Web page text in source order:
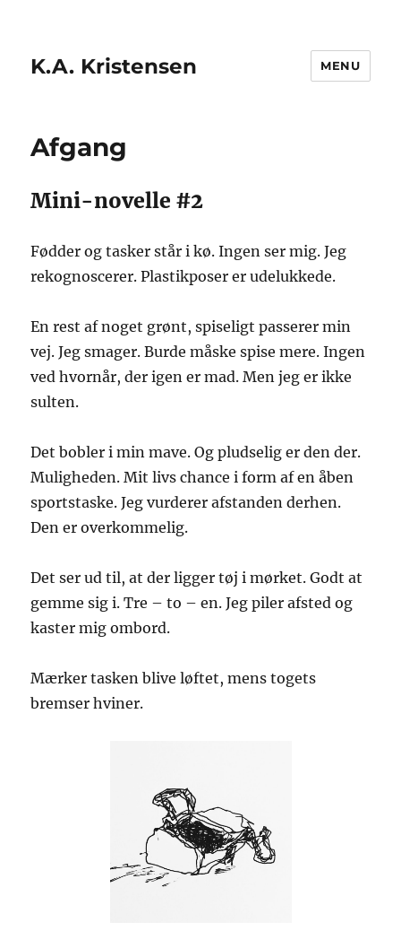
K.A. Kristensen MENU
Afgang
Mini-novelle #2
Fødder og tasker står i kø. Ingen ser mig. Jeg
rekognoscerer. Plastikposer er udelukkede.
En rest af noget grønt, spiseligt passerer min
vej. Jeg smager. Burde måske spise mere. Ingen
ved hvornår, der igen er mad. Men jeg er ikke
sulten.
Det bobler i min mave. Og pludselig er den der.
Muligheden. Mit livs chance i form af en åben
sportstaske. Jeg vurderer afstanden derhen.
Den er overkommelig.
Det ser ud til, at der ligger tøj i mørket. Godt at
gemme sig i. Tre – to – en. Jeg piler afsted og
kaster mig ombord.
Mærker tasken blive løftet, mens togets
bremser hviner.